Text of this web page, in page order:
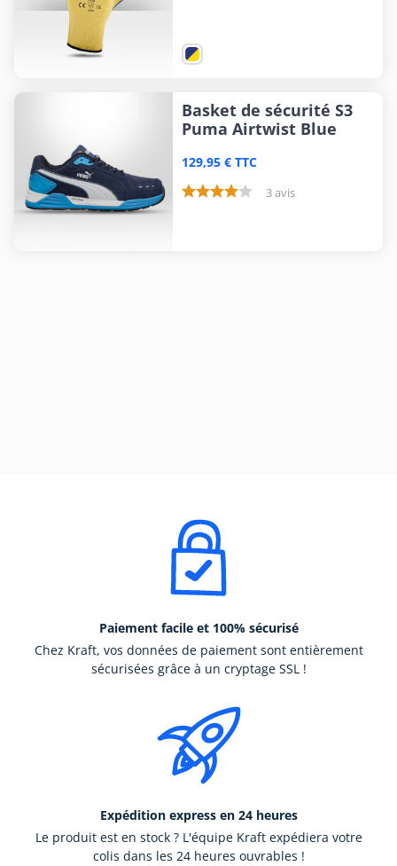
Basket de sécurité S3
Puma Airtwist Blue
129,95 € TTC
3 avis
Paiement facile et 100% sécurisé
Chez Kraft, vos données de paiement sont entièrement
sécurisées grâce à un cryptage SSL !
Expédition express en 24 heures
Le produit est en stock ? L'équipe Kraft expédiera votre
colis dans les 24 heures ouvrables !